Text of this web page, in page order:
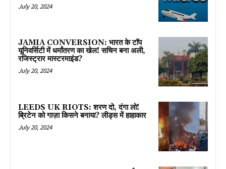
July 20, 2024
JAMIA CONVERSION: भारत के टॉप
यूनिवर्सिटी में धर्मांतरण का खेल! सचिन बना अली,
रजिस्ट्रार मास्टरमाइंड?
July 20, 2024
LEEDS UK RIOTS: शरण दो, दंगा लो!
ब्रिटेन को गाज़ा किसने बनाया? लीड्स में हाहाकार
July 20, 2024